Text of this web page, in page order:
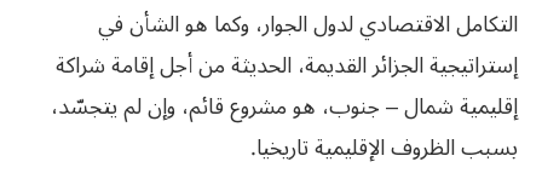
التكامل الاقتصادي لدول الجوار، وكما هو الشأن في
إستراتيجية الجزائر القديمة، الحديثة من أجل إقامة شراكة
إقليمية شمال – جنوب، هو مشروع قائم، وإن لم يتجسّد،
بسبب الظروف الإقليمية تاريخيا.